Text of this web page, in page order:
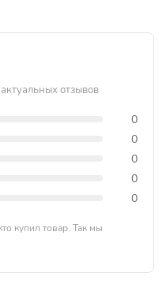
отзывов
0
0
0
0
0
купил товар. Так мы